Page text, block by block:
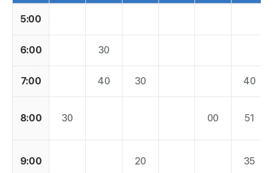
5:00
6:00 30
7:00 40 30 40
8:00 30 00 51
9:00 20 35